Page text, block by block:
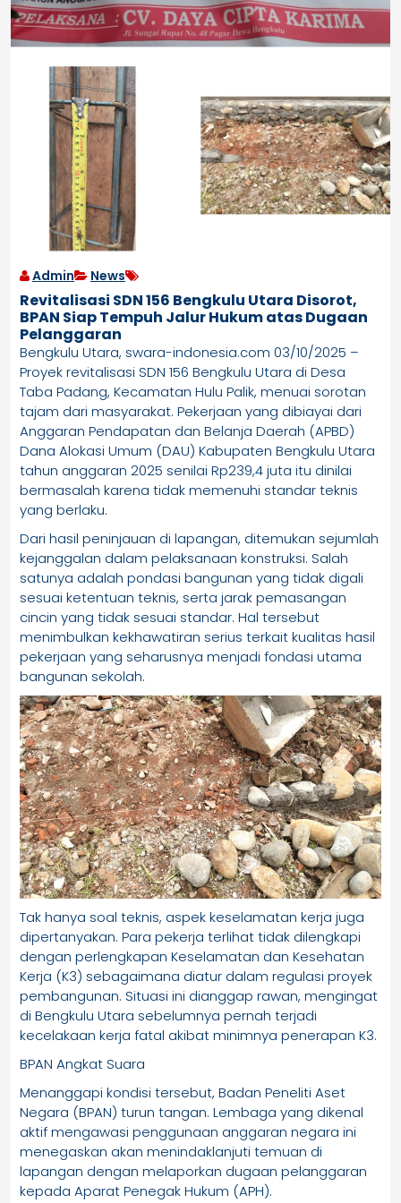
Admin News
Revitalisasi SDN 156 Bengkulu Utara Disorot,
BPAN Siap Tempuh Jalur Hukum atas Dugaan
Pelanggaran
Bengkulu Utara, swara-indonesia.com 03/10/2025 –
Proyek revitalisasi SDN 156 Bengkulu Utara di Desa
Taba Padang, Kecamatan Hulu Palik, menuai sorotan
tajam dari masyarakat. Pekerjaan yang dibiayai dari
Anggaran Pendapatan dan Belanja Daerah (APBD)
Dana Alokasi Umum (DAU) Kabupaten Bengkulu Utara
tahun anggaran 2025 senilai Rp239,4 juta itu dinilai
bermasalah karena tidak memenuhi standar teknis
yang berlaku.
Dari hasil peninjauan di lapangan, ditemukan sejumlah
kejanggalan dalam pelaksanaan konstruksi. Salah
satunya adalah pondasi bangunan yang tidak digali
sesuai ketentuan teknis, serta jarak pemasangan
cincin yang tidak sesuai standar. Hal tersebut
menimbulkan kekhawatiran serius terkait kualitas hasil
pekerjaan yang seharusnya menjadi fondasi utama
bangunan sekolah.
Tak hanya soal teknis, aspek keselamatan kerja juga
dipertanyakan. Para pekerja terlihat tidak dilengkapi
dengan perlengkapan Keselamatan dan Kesehatan
Kerja (K3) sebagaimana diatur dalam regulasi proyek
pembangunan. Situasi ini dianggap rawan, mengingat
di Bengkulu Utara sebelumnya pernah terjadi
kecelakaan kerja fatal akibat minimnya penerapan K3.
BPAN Angkat Suara
Menanggapi kondisi tersebut, Badan Peneliti Aset
Negara (BPAN) turun tangan. Lembaga yang dikenal
aktif mengawasi penggunaan anggaran negara ini
menegaskan akan menindaklanjuti temuan di
lapangan dengan melaporkan dugaan pelanggaran
kepada Aparat Penegak Hukum (APH).